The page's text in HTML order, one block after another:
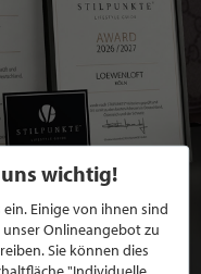
EINE GRATIS
wichtig!
Einige von ihnen sind
Onlineangebot zu
Sie können dies